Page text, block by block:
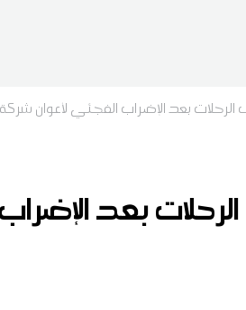
بعد الإضراب الفجئي لأعوان
بعد